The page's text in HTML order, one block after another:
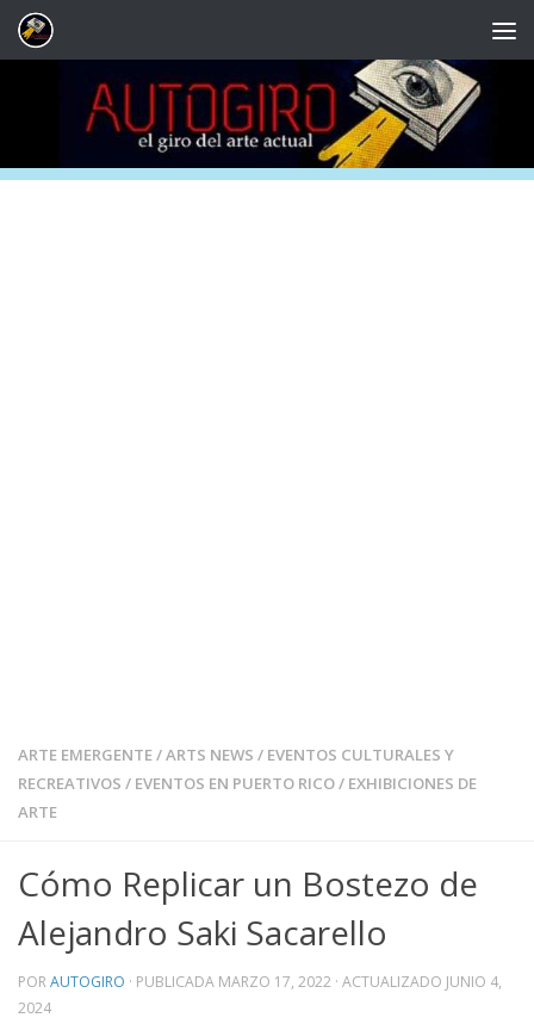
Saltar al contenido
ARTE EMERGENTE/ARTS NEWS / EVENTOS CULTURALES Y
RECREATIVOS / EVENTOS EN PUERTO RICO/ EXHIBICIONES DE
ARTE
Cómo Replicar un Bostezo de
Alejandro Saki Sacarello
PORAUTOGIRO · PUBLICADA MARZO 17, 2022 · ACTUALIZADO JUNIO 4,
2024